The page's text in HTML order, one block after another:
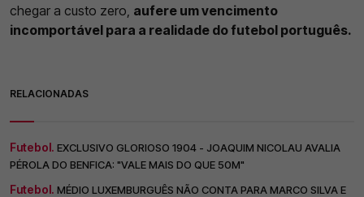
chegar a custo zero, aufere um vencimento
incomportável para a realidade do futebol português.
RELACIONADAS
Futebol. EXCLUSIVO GLORIOSO 1904 - JOAQUIM NICOLAU AVALIA
PÉROLA DO BENFICA: "VALE MAIS DO QUE 50M"
Futebol. MÉDIO LUXEMBURGUÊS NÃO CONTA PARA MARCO SILVA E